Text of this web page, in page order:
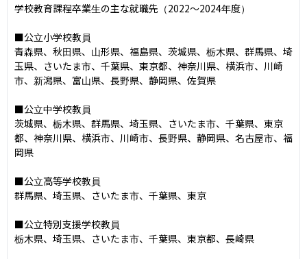
学校教育課程卒業生の主な就職先（2022〜2024年度）
■公立小学校教員
青森県、秋田県、山形県、福島県、茨城県、栃木県、群馬県、埼
玉県、さいたま市、千葉県、東京都、神奈川県、横浜市、川崎
市、新潟県、富山県、長野県、静岡県、佐賀県
■公立中学校教員
茨城県、栃木県、群馬県、埼玉県、さいたま市、千葉県、東京
都、神奈川県、横浜市、川崎市、長野県、静岡県、名古屋市、福
岡県
■公立高等学校教員
群馬県、埼玉県、さいたま市、千葉県、東京
■公立特別支援学校教員
栃木県、埼玉県、さいたま市、千葉県、東京都、長崎県